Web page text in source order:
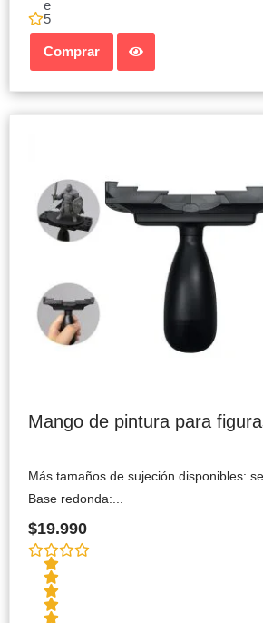
e
5
Comprar
Mango de pintura para
Más tamaños de sujeción disponibles:
Base redonda:...
$19.990